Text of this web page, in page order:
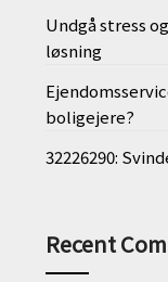
Undgå stress
løsning
boligejere?
32226290:
Recent